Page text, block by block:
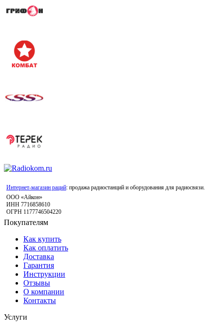
Интернет-магазин раций: продажа радиостанций и оборудования для радиосвязи.
ООО «Айкон»
ИНН 7716858610
ОГРН 1177746504220
Покупателям
Как купить
Как оплатить
Доставка
Гарантия
Инструкции
Отзывы
О компании
Контакты
Услуги